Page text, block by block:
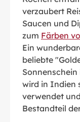
verzaubert
Saucen und
zum Färben
Ein
beliebte
Sonnenschein
wird in Indien
verwendet
Bestandteil